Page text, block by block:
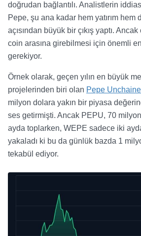
doğrudan bağlantılı. Analistlerin
Pepe, şu ana kadar hem yatırım hem
açısından büyük bir çıkış yaptı.
coin arasına girebilmesi için önemli
gerekiyor.
Örnek olarak, geçen yılın en büyük
projelerinden biri olan Pepe
milyon dolara yakın bir piyasa
ses getirmişti. Ancak PEPU, 70
ayda toplarken, WEPE sadece iki
yakaladı ki bu da günlük bazda 1
tekabül ediyor.